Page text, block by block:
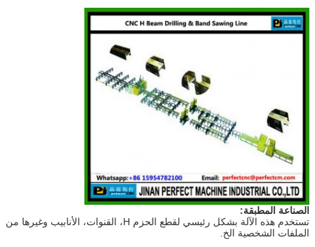
الصناعة المطبقة:
تستخدم هذه الآلة بشكل رئيسي لقطع الحزم H، القنوات، الأنابيب وغيرها من
الملفات الشخصية الخ.